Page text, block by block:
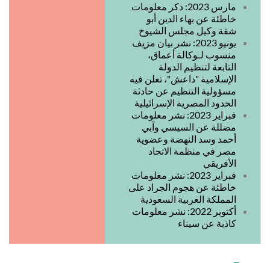
مارس 2023: ذكر معلومات
خاطئة عن بهاء الدين أبو
شقة وكيل مجلس الشيوخ
يونيو 2023: نشر بيان مزيف
منسوب لـوكالة أعماق،
التابعة لتنظيم الدولة
الإسلامية "داعش"، تعلن فيه
مسؤولية التنظيم عن حادثة
الحدود المصرية الإسرائيلية
فبراير 2023: نشر معلومات
مضللة عن السيسي وآبي
أحمد وسد النهضة وعضوية
مصر في منظمة الاتحاد
الأفريقي
فبراير 2023: نشر معلومات
خاطئة عن هجوم الجراد على
المملكة العربية السعودية
أكتوبر 2022: نشر معلومات
كاذبة عن سيناء